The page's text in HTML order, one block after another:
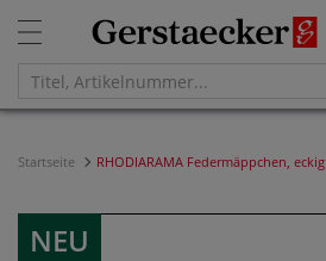
Startseite RHODIARAMA Federmäppchen, eckig
NEU